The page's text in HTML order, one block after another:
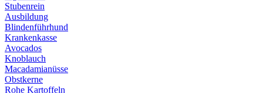
Stubenrein
Ausbildung
Blindenführhund
Krankenkasse
Avocados
Knoblauch
Macadamianüsse
Obstkerne
Rohe Kartoffeln